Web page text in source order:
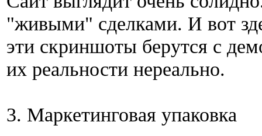
"живыми" сделками. И вот
эти скриншоты берутся с
их реальности нереально.
3. Маркетинговая упаковка